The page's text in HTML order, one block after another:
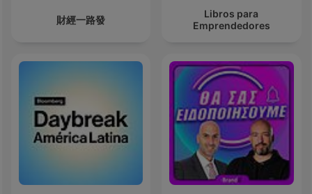
財經一路發
Libros para
Emprendedores